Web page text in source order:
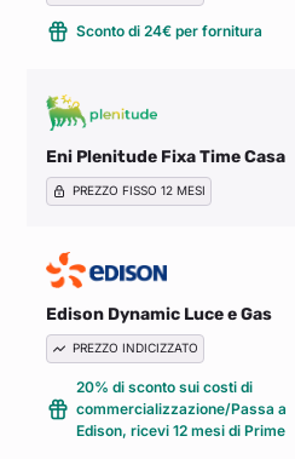
Sconto di 24€ per fornitura
Eni Plenitude Fixa Time Casa
PREZZO FISSO 12 MESI
Edison Dynamic Luce e Gas
PREZZO INDICIZZATO
20% di sconto sui costi di
commercializzazione/Passa a
Edison, ricevi 12 mesi di Prime